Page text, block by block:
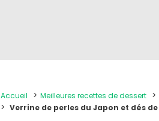
Accueil Meilleures recettes de dessert
Verrine de perles du Japon et dés